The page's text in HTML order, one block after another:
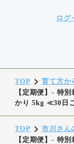
ログ
TOP 育て方か
【定期便】- 特
かり 5kg ≪30日
TOP
市川さん
【定期便】- 特